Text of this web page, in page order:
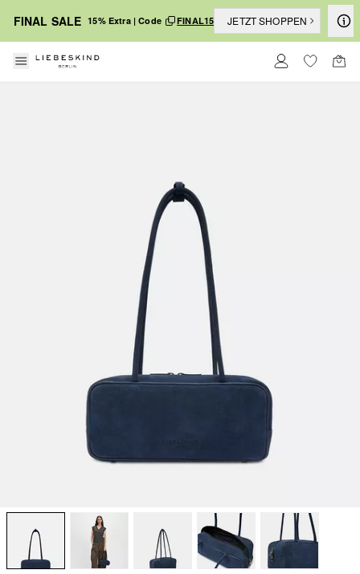
FINAL SALE 15% Extra | Code FINAL15 JETZT SHOPPEN